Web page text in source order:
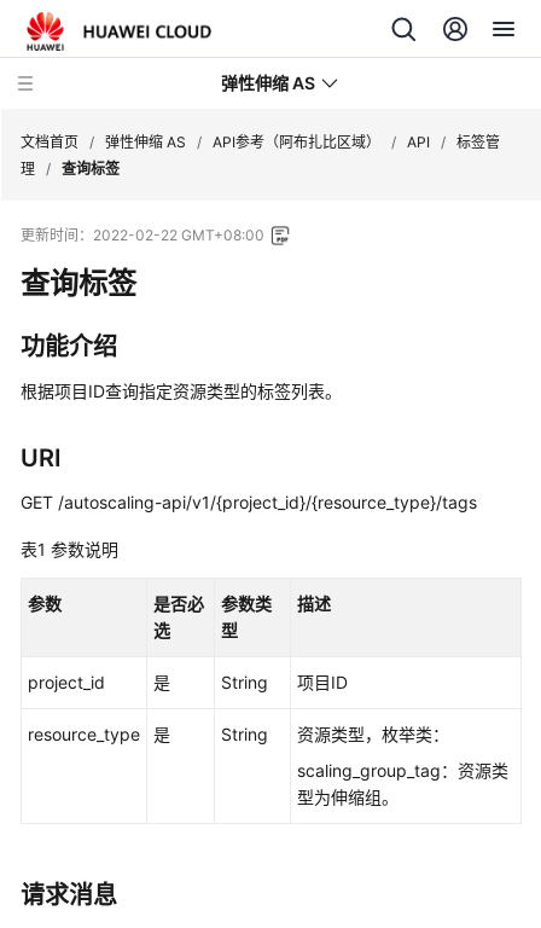
弹性伸缩 AS
新
动
态
产
品
介
速
入
指
API
文档首页 / 弹性伸缩 AS / API参考（阿布扎比区域） / API / 标签管
理 / 查询标签
更新时间： 2022-02-22 GMT+08:00
查询标签
功能介绍
根据项目ID查询指定资源类型的标签列表。
URI
GET /autoscaling-api/v1/{project_id}/{resource_type}/tags
表1 参数说明
参数
是否必
选
参数类
型
描述
project_id 是 String 项目ID
resource_type 是 String
资源类型，枚举类：
scaling_group_tag：资源类
型为伸缩组。
请求消息